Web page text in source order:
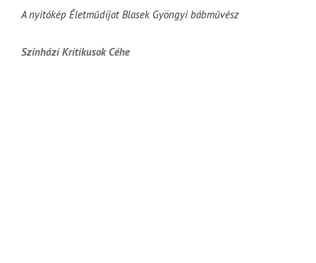
A nyitókép Életműdíjat Blasek Gyöngyi bábművész
Színházi Kritikusok Céhe